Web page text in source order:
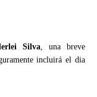
Silva, una breve
incluirá el dia